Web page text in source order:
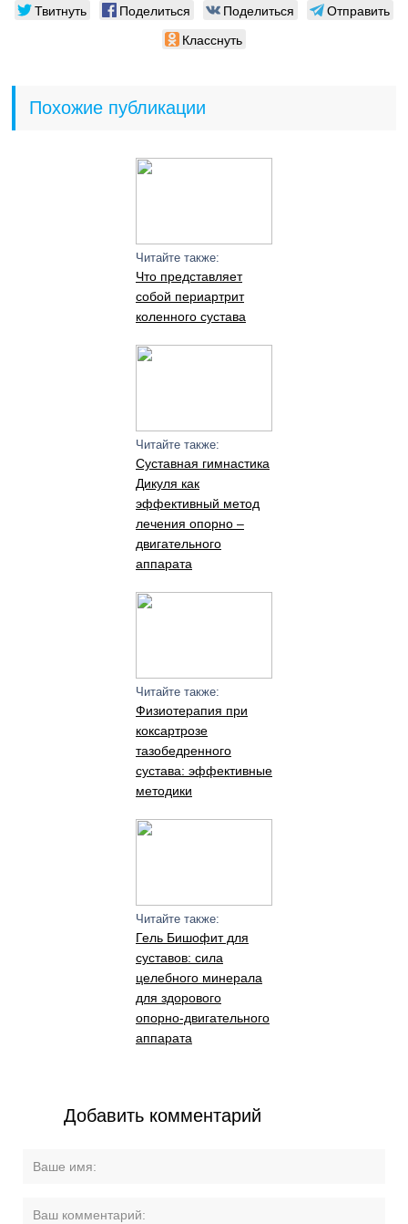
Твитнуть Поделиться Поделиться
Отправить
Класснуть
Похожие публикации
Читайте также:
Что представляет
собой периартрит
коленного сустава
Читайте также:
Суставная гимнастика
Дикуля как
эффективный метод
лечения опорно –
двигательного
аппарата
Читайте также:
Физиотерапия при
коксартрозе
тазобедренного
сустава: эффективные
методики
Читайте также:
Гель Бишофит для
суставов: сила
целебного минерала
для здорового
опорно-двигательного
аппарата
Добавить комментарий